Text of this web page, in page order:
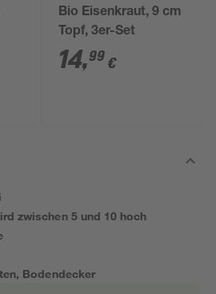
Bio Eisenkraut, 9 cm
Topf, 3er-Set
14,99 €
zwischen 5 und 10 hoch
Bodendecker